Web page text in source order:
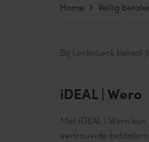
Home Veilig
Bij LocknLock betaal
iDEAL | Wero
Met iDEAL | Wero
vertrouwde